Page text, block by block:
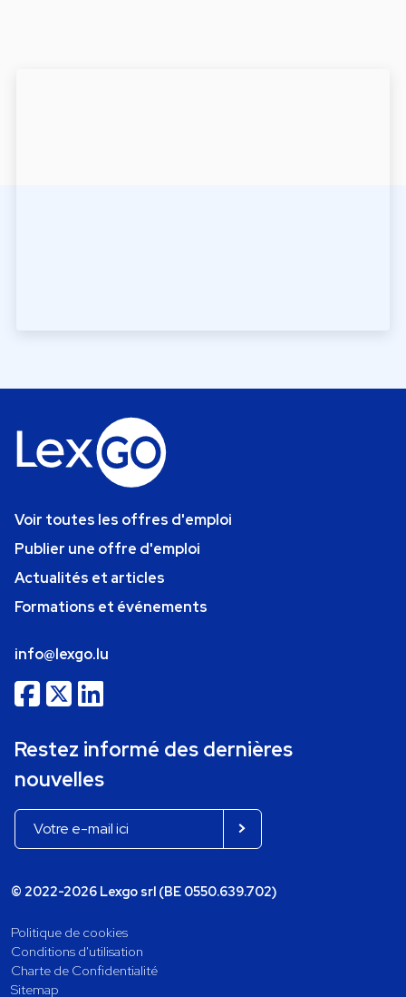
Voir toutes les offres d'emploi
Publier une offre d'emploi
Actualités et articles
Formations et événements
info@lexgo.lu
Restez informé des dernières
nouvelles
© 2022-2026 Lexgo srl (BE 0550.639.702)
Politique de cookies
Conditions d'utilisation
Charte de Confidentialité
Sitemap